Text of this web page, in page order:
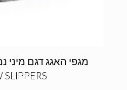
SLIPPERS